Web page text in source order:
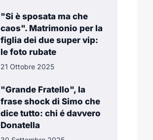
"Si è sposata ma che
caos". Matrimonio per la
figlia dei due super vip:
le foto rubate
21 Ottobre 2025
"Grande Fratello", la
frase shock di Simo che
dice tutto: chi é davvero
Donatella